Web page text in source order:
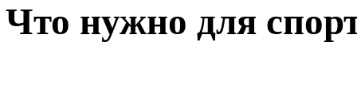
Что нужно для